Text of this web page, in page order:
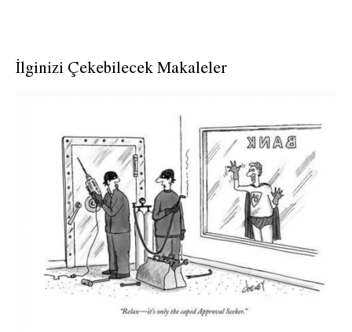
İlginizi Çekebilecek Makaleler